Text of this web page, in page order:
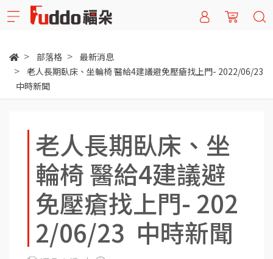
部落格
最新消息
老人長期臥床、坐輪椅 醫給4建議避免壓瘡找上門- 2022/06/23
中時新聞
老人長期臥床、坐
輪椅 醫給4建議避
免壓瘡找上門- 202
2/06/23 中時新聞